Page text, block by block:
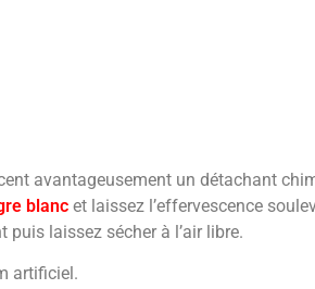
avantageusement un détachant
blanc et laissez l’effervescence
laissez sécher à l’air libre.
artificiel.